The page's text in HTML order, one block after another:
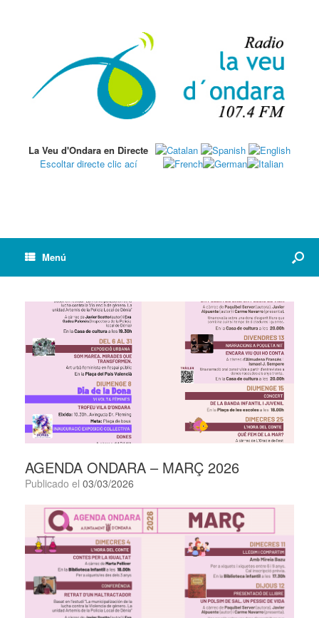
La Veu d'Ondara en Directe
Escoltar directe clic ací
Menú
AGENDA ONDARA – MARÇ 2026
Publicado el 03/03/2026